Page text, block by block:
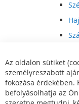
Szórakoztató
Az oldalon sütiket
személyreszabott
fokozása érdekében.
befolyásolhatja az